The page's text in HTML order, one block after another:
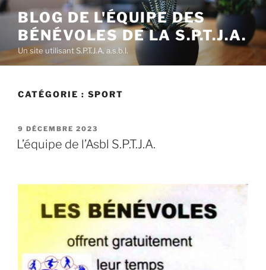
Aller
contenu
principal
BLOG DE L'ÉQUIPE DES
BÉNÉVOLES DE LA S.P.T.J.A.
Un site utilisant S.P.T.J.A. a.s.b.l.
CATÉGORIE : SPORT
PUBLIÉ
LE
9 DÉCEMBRE 2023
L’équipe de l’Asbl S.P.T.J.A.